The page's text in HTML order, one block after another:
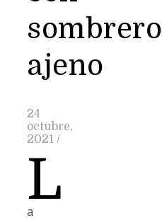
sombrero
ajeno
24
octubre,
2021 /
L
a